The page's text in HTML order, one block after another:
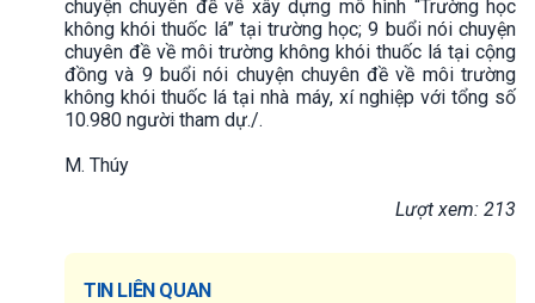
chuyện chuyên đề về xây dựng mô hình “Trường học
không khói thuốc lá” tại trường học; 9 buổi nói chuyện
chuyên đề về môi trường không khói thuốc lá tại cộng
đồng và 9 buổi nói chuyện chuyên đề về môi trường
không khói thuốc lá tại nhà máy, xí nghiệp với tổng số
10.980 người tham dự./.
M. Thúy
Lượt xem: 213
TIN LIÊN QUAN